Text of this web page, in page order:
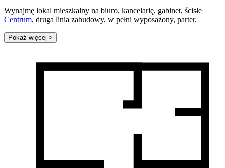
Wynajmę lokal mieszkalny na biuro, kancelarię, gabinet, ścisłe
Centrum, druga linia zabudowy, w pełni wyposażony, parter,
Pokaż więcej >